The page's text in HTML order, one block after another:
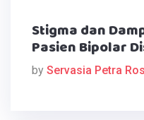
Stigma dan
Pasien Bipolar
by Servasia Petra